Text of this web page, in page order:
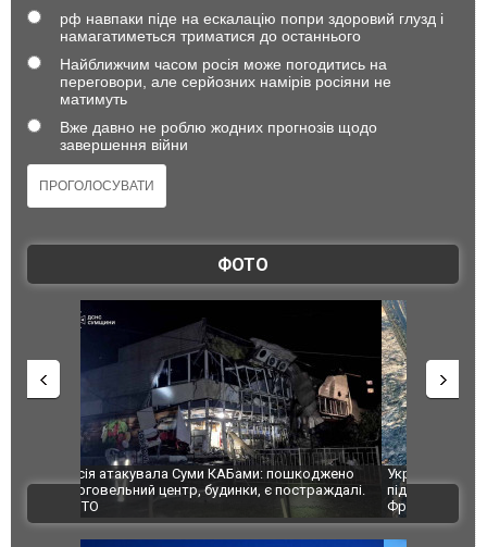
рф навпаки піде на ескалацію попри здоровий глузд і
намагатиметься триматися до останнього
Найближчим часом росія може погодитись на
переговори, але серйозних намірів росіяни не
матимуть
Вже давно не роблю жодних прогнозів щодо
завершення війни
ФОТО
Українські надзвичайники врятували козуленя
під час ліквідації масштабної лісової пожежі у
Франції
СБУ за
Болгарії
ВІДЕО